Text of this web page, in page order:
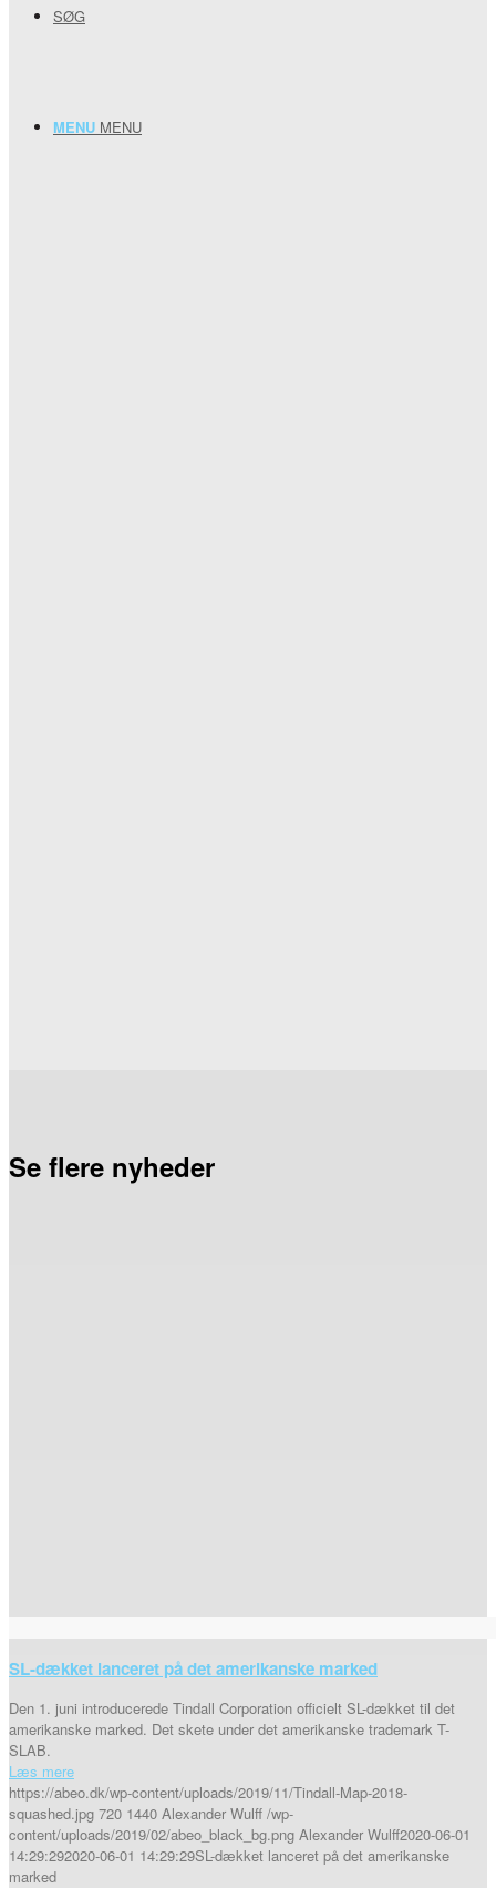
SØG
MENU MENU
Se flere nyheder
SL-dækket lanceret på det amerikanske marked
Den 1. juni introducerede Tindall Corporation officielt SL-dækket til det
amerikanske marked. Det skete under det amerikanske trademark T-
SLAB.
Læs mere
https://abeo.dk/wp-content/uploads/2019/11/Tindall-Map-2018-
squashed.jpg 720 1440 Alexander Wulff /wp-
content/uploads/2019/02/abeo_black_bg.png Alexander Wulff2020-06-01
14:29:292020-06-01 14:29:29SL-dækket lanceret på det amerikanske
marked